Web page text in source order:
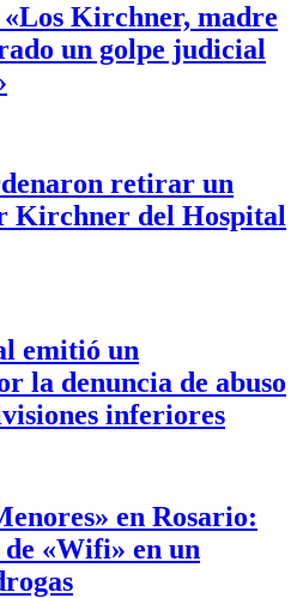
Kirchner, madre
un golpe judicial
retirar un
Kirchner del Hospital
emitió un
la denuncia de abuso
inferiores
en Rosario:
«Wifi» en un